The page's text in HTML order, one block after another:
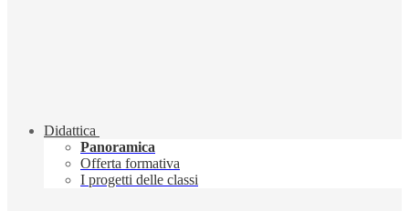
Didattica
Panoramica
Offerta formativa
I progetti delle classi